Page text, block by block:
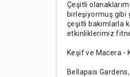
Çeşitli
birleşiyormuş gibi
çeşitli bakımlarla
etkinliklerimiz
Keşif ve Macera -
Bellapais